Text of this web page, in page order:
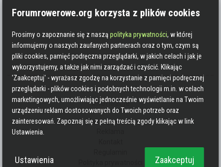
Informacje
Zasady pisania
Forumrowerowe.org korzysta z plików cookies
Prosimy o zapoznanie się z nasząpolityka prywatności, w której
informujemy o naszych zaufanych partnerach oraz o tym, czym są
pliki cookies, pamięć podręczna przeglądarki, w jakich celach i jak je
wykorzystujemy, a także jak nimi zarządzać i czyścić. Klikając
'Zaakceptuj' - wyrażasz zgodzę na korzystanie z pamięci podręcznej
przeglądarki - plików cookies i podobnych technologii m.in. w celach
marketingowych, umożliwiając jednocześnie wyświetlanie na Twoim
urządzeniu reklam dostosowanych do Twoich potrzeb oraz
zainteresowań. Zapoznaj się z pełną treścią zgody klikając w link
Ustawienia.
Ustawienia Zaakceptuj